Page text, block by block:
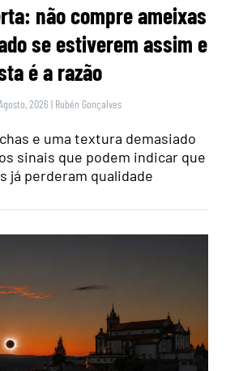
não compre ameixas
se estiverem assim e
é a razão
2026 | Rubén Gonçalves
e uma textura demasiado
sinais que podem indicar que
já perderam qualidade